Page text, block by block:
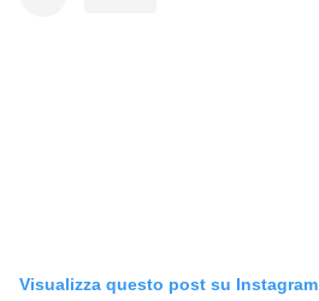
Visualizza questo post su Instagram